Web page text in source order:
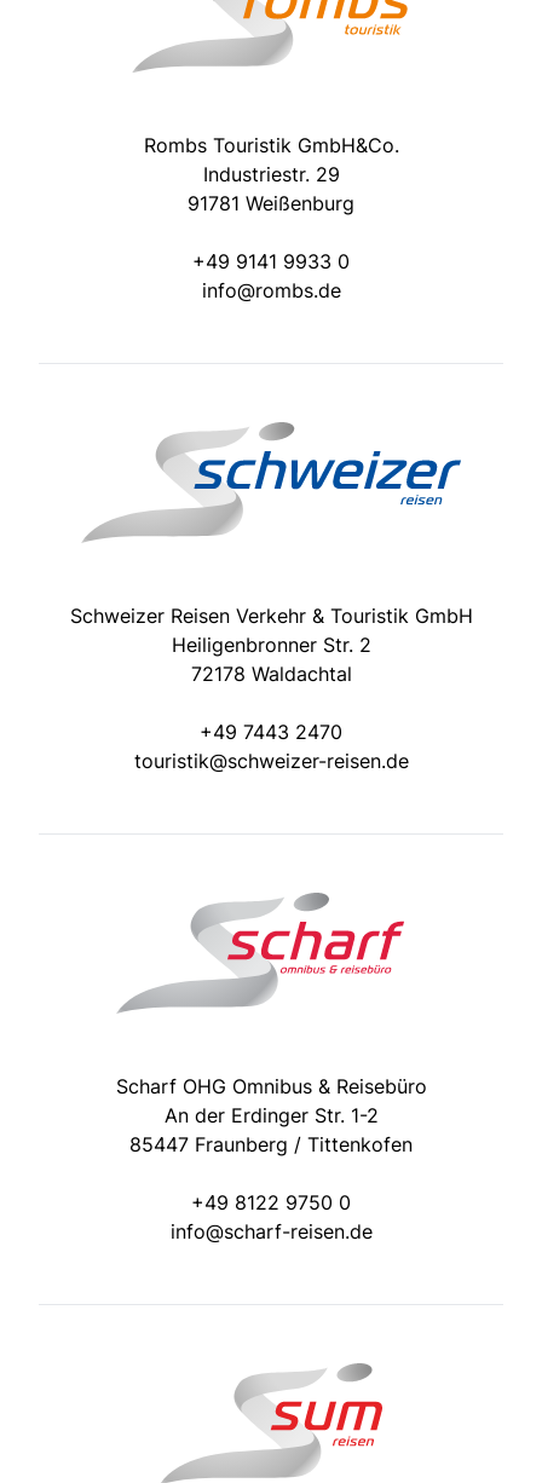
Rombs Touristik GmbH&Co.
Industriestr. 29
91781 Weißenburg
+49 9141 9933 0
info@rombs.de
Schweizer Reisen Verkehr & Touristik GmbH
Heiligenbronner Str. 2
72178 Waldachtal
+49 7443 2470
touristik@schweizer-reisen.de
Scharf OHG Omnibus & Reisebüro
An der Erdinger Str. 1-2
85447 Fraunberg / Tittenkofen
+49 8122 9750 0
info@scharf-reisen.de